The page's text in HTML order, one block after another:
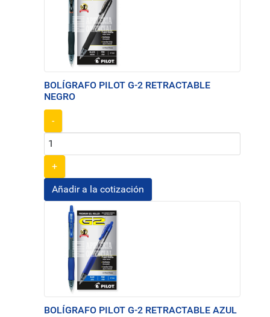
BOLÍGRAFO PILOT G-2 RETRACTABLE
NEGRO
-
+
BOLÍGRAFO PILOT G-2 RETRACTABLE AZUL